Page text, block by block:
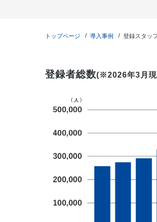
トップページ 導入事例 登録スタッ
登録者総数(※2026年3月